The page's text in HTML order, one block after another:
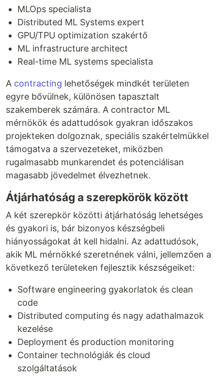
MLOps specialista
Distributed ML Systems expert
GPU/TPU optimization szakértő
ML infrastructure architect
Real-time ML systems specialista
A contracting lehetőségek mindkét területen
egyre bővülnek, különösen tapasztalt
szakemberek számára. A contractor ML
mérnökök és adattudósok gyakran időszakos
projekteken dolgoznak, speciális szakértelmükkel
támogatva a szervezeteket, miközben
rugalmasabb munkarendet és potenciálisan
magasabb jövedelmet élvezhetnek.
Átjárhatóság a szerepkörök között
A két szerepkör közötti átjárhatóság lehetséges
és gyakori is, bár bizonyos készségbeli
hiányosságokat át kell hidalni. Az adattudósok,
akik ML mérnökké szeretnének válni, jellemzően a
következő területeken fejlesztik készségeiket:
Software engineering gyakorlatok és clean
code
Distributed computing és nagy adathalmazok
kezelése
Deployment és production monitoring
Container technológiák és cloud
szolgáltatások